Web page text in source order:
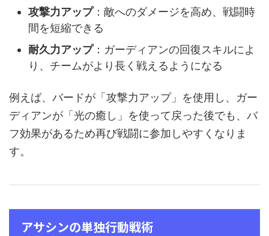
攻撃力アップ：敵へのダメージを高め、戦闘時
間を短縮できる
耐久力アップ：ガーディアンの回復スキルによ
り、チームがより長く戦えるようになる
例えば、バードが「攻撃力アップ」を使用し、ガー
ディアンが「光の癒し」を使って戻った後でも、バ
フ効果があるため再び戦闘に参加しやすくなりま
す。
アサシンの単独行動戦術